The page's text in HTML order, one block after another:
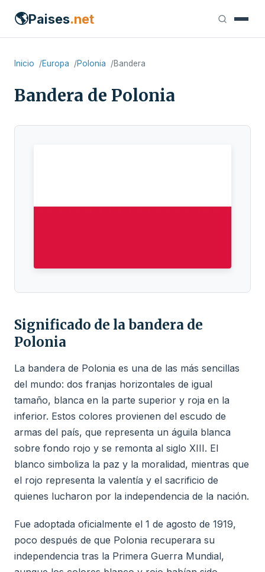
🌎Paises.net
Inicio Europa Polonia Bandera
Bandera de Polonia
Significado de la bandera de
Polonia
La bandera de Polonia es una de las más sencillas
del mundo: dos franjas horizontales de igual
tamaño, blanca en la parte superior y roja en la
inferior. Estos colores provienen del escudo de
armas del país, que representa un águila blanca
sobre fondo rojo y se remonta al siglo XIII. El
blanco simboliza la paz y la moralidad, mientras que
el rojo representa la valentía y el sacrificio de
quienes lucharon por la independencia de la nación.
Fue adoptada oficialmente el 1 de agosto de 1919,
poco después de que Polonia recuperara su
independencia tras la Primera Guerra Mundial,